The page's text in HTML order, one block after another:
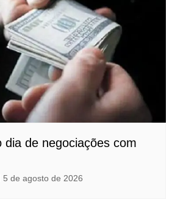
dia de negociações com
5 de agosto de 2026